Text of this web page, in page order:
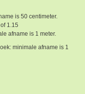
is 50 centimeter.
1.15
afname is 1 meter.
minimale afname is 1